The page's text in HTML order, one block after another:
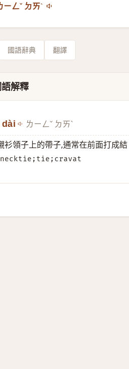
ㄧㄥˇ ㄉㄞˋ
國語辭典 翻譯
解釋
dài ㄌㄧㄥˇ ㄉㄞˋ
衫領子上的帶子,通常在前面打成
necktie;tie;cravat